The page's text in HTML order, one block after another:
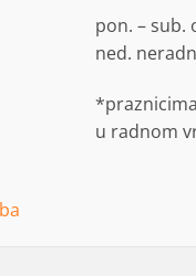
pon. –
ned.
u radnom